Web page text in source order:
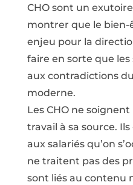
CHO sont un
montrer que le bien-
enjeu pour la
faire en sorte que
aux contradictions
moderne.
Les CHO ne
travail à sa source.
aux salariés qu’on
ne traitent pas des
sont liés au contenu